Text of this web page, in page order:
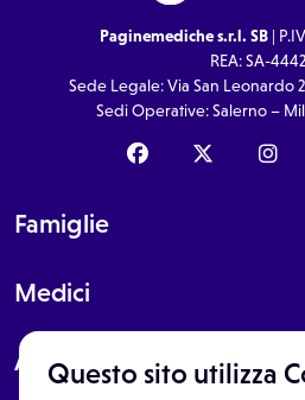
Questo sito utilizza
Paginemediche s.r.l. SB|
REA: SA-
Sede Legale: Via San Leonardo
Sedi Operative: Salerno –
Famiglie
Medici
About